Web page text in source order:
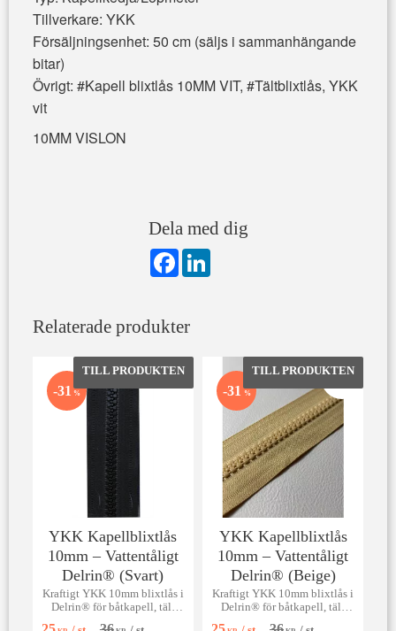
Tillverkare: YKK
Försäljningsenhet: 50 cm (säljs i sammanhängande
bitar)
Övrigt: #Kapell blixtlås 10MM VIT, #Tältblixtlås, YKK
vit
10MM VISLON
Dela med dig
F
o
k
L
Relaterade produkter
YKK Kapellblixtlås
10mm – Vattentåligt
Delrin® (Svart)
Kraftigt YKK 10mm blixtlås i
Delrin® för båtkapell, tält
31 % Lägg till i favoriter
YKK Kapellblixtlås
10mm – Vattentåligt
Delrin® (Beige)
Kraftigt YKK 10mm blixtlås i
Delrin® för båtkapell, tält
31 % Lägg till